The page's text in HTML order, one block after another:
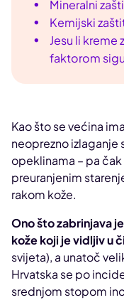
Mineralni
Kemijski
Jesu li kreme
faktorom
Kao što se većina
neoprezno izlaganje
opeklinama – pa
preuranjenim
rakom kože.
Ono što zabrinjava
kože koji je vidljiv u
svijeta), a unatoč
Hrvatska se po
srednjom stopom